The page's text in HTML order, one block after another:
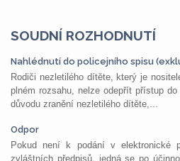
SOUDNÍ ROZHODNUTÍ
Nahlédnutí do policejního spisu
Rodiči nezletilého dítěte, který je
plném rozsahu, nelze odepřít přístup
důvodu zranění nezletilého dítěte,...
Odpor
Pokud není k podání v elektronické
zvláštních předpisů, jedná se po